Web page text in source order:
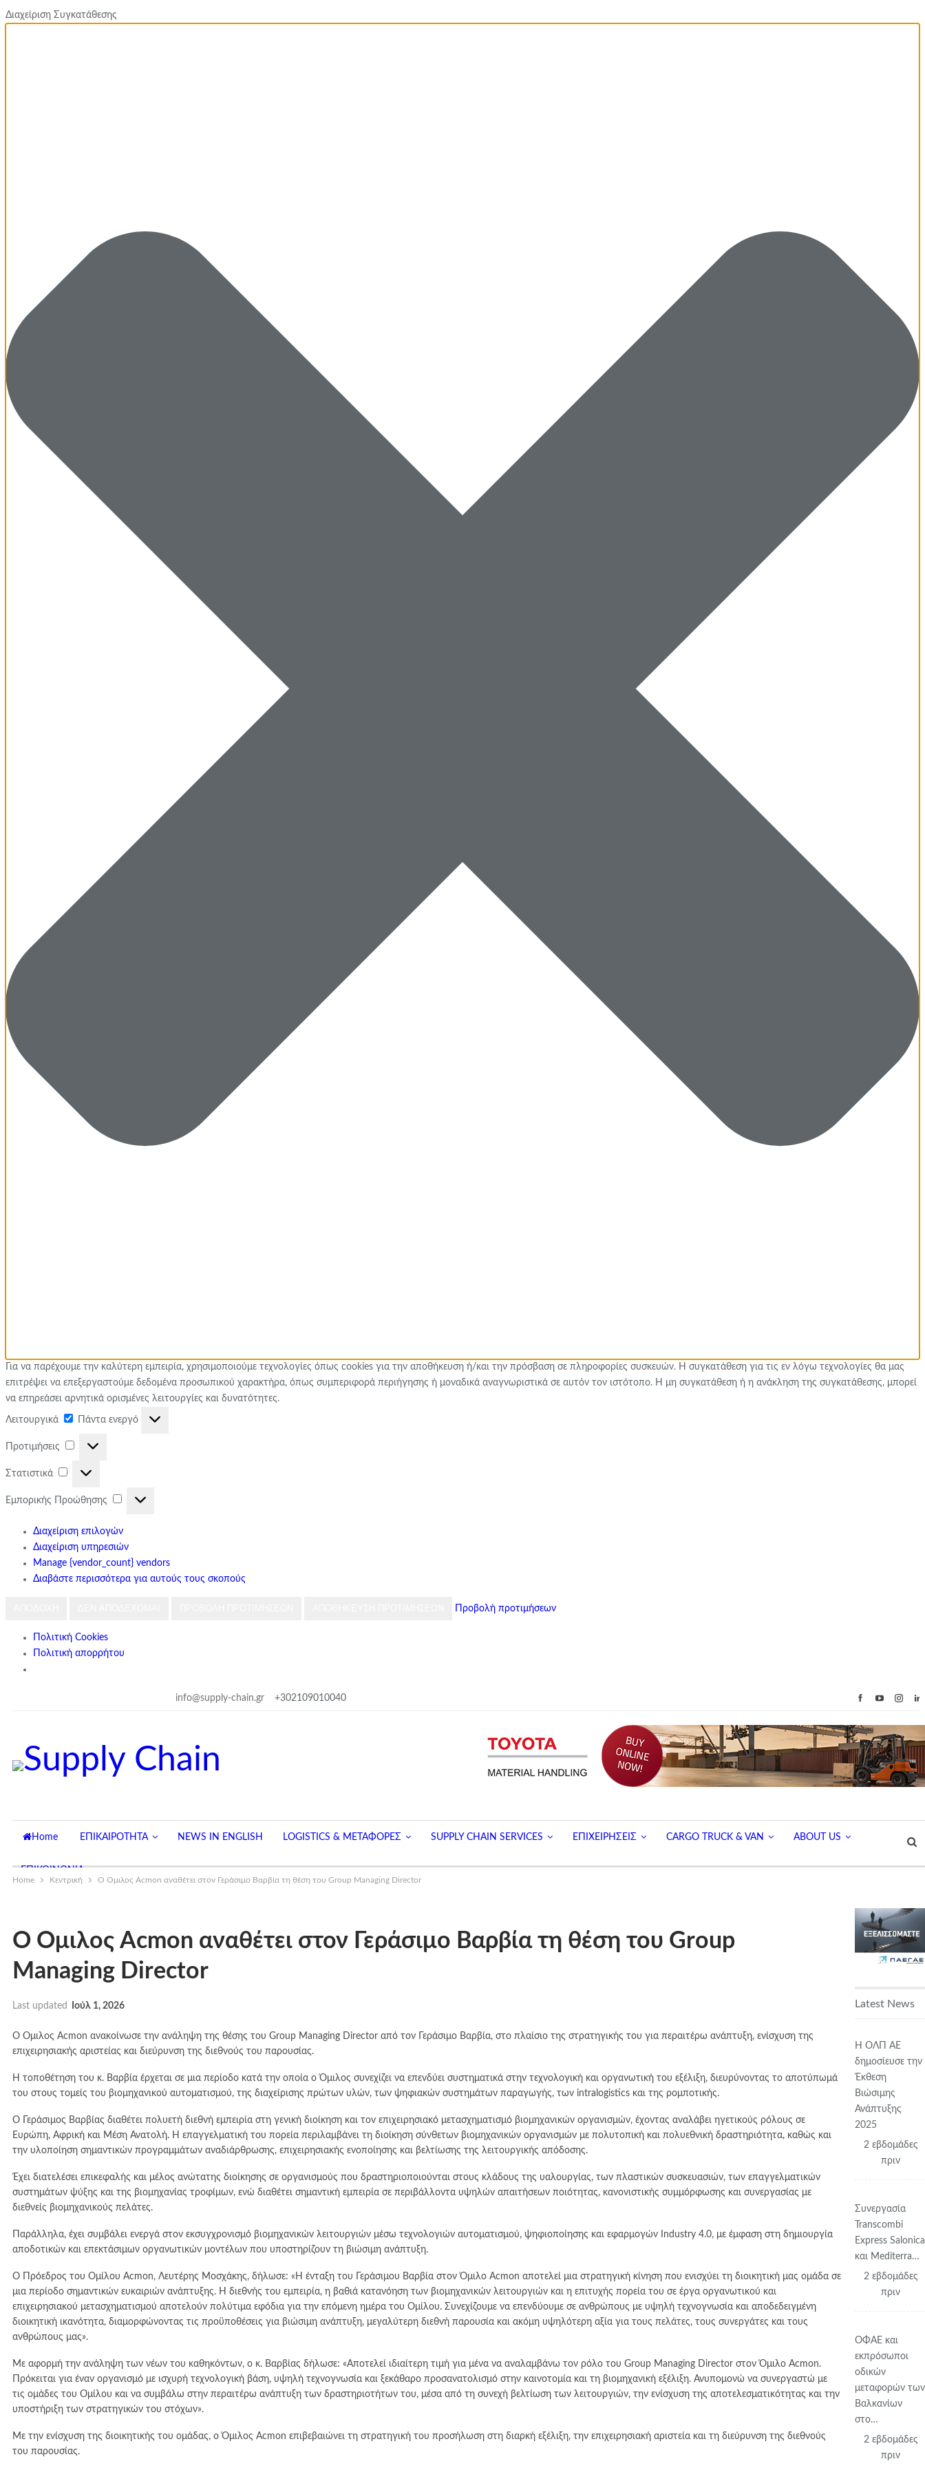
Διαχείριση Συγκατάθεσης
Για να παρέχουμε την καλύτερη εμπειρία, χρησιμοποιούμε τεχνολογίες όπως cookies για την αποθήκευση ή/και την πρόσβαση σε πληροφορίες συσκευών. Η συγκατάθεση για τις εν λόγω τεχνολογίες θα μας
επιτρέψει να επεξεργαστούμε δεδομένα προσωπικού χαρακτήρα, όπως συμπεριφορά περιήγησης ή μοναδικά αναγνωριστικά σε αυτόν τον ιστότοπο. Η μη συγκατάθεση ή η ανάκληση της συγκατάθεσης, μπορεί
να επηρεάσει αρνητικά ορισμένες λειτουργίες και δυνατότητες.
Λειτουργικά
Λειτουργικά
Πάντα ενεργό
Προτιμήσεις
Στατιστικά
Εμπορικής Προώθησης
Διαχείριση επιλογών
Διαχείριση υπηρεσιών
Manage {vendor_count} vendors
Διαβάστε περισσότερα για αυτούς τους σκοπούς
Προβολή προτιμήσεων
Πολιτική Cookies
Πολιτική απορρήτου
info@supply-chain.gr +302109010040
Home ΕΠΙΚΑΙΡΟΤΗΤΑ NEWS IN ENGLISH LOGISTICS & ΜΕΤΑΦΟΡΕΣ SUPPLY CHAIN SERVICES ΕΠΙΧΕΙΡΗΣΕΙΣ CARGO TRUCK & VAN ABOUT US
ΕΠΙΚΟΙΝΩΝΙΑ
Home Κεντρική Ο Όμιλος Acmon αναθέτει στον Γεράσιμο Βαρβία τη θέση του Group Managing Director
Ο Όμιλος Acmon αναθέτει στον Γεράσιμο Βαρβία τη θέση του Group
Managing Director
Last updated Ιούλ 1, 2026
Ο Όμιλος Acmon ανακοίνωσε την ανάληψη της θέσης του Group Managing Director από τον Γεράσιμο Βαρβία, στο πλαίσιο της στρατηγικής του για περαιτέρω ανάπτυξη, ενίσχυση της
επιχειρησιακής αριστείας και διεύρυνση της διεθνούς του παρουσίας.
Η τοποθέτηση του κ. Βαρβία έρχεται σε μια περίοδο κατά την οποία ο Όμιλος συνεχίζει να επενδύει συστηματικά στην τεχνολογική και οργανωτική του εξέλιξη, διευρύνοντας το αποτύπωμά
του στους τομείς του βιομηχανικού αυτοματισμού, της διαχείρισης πρώτων υλών, των ψηφιακών συστημάτων παραγωγής, των intralogistics και της ρομποτικής.
Ο Γεράσιμος Βαρβίας διαθέτει πολυετή διεθνή εμπειρία στη γενική διοίκηση και τον επιχειρησιακό μετασχηματισμό βιομηχανικών οργανισμών, έχοντας αναλάβει ηγετικούς ρόλους σε
Ευρώπη, Αφρική και Μέση Ανατολή. Η επαγγελματική του πορεία περιλαμβάνει τη διοίκηση σύνθετων βιομηχανικών οργανισμών με πολυτοπική και πολυεθνική δραστηριότητα, καθώς και
την υλοποίηση σημαντικών προγραμμάτων αναδιάρθρωσης, επιχειρησιακής ενοποίησης και βελτίωσης της λειτουργικής απόδοσης.
Έχει διατελέσει επικεφαλής και μέλος ανώτατης διοίκησης σε οργανισμούς που δραστηριοποιούνται στους κλάδους της υαλουργίας, των πλαστικών συσκευασιών, των επαγγελματικών
συστημάτων ψύξης και της βιομηχανίας τροφίμων, ενώ διαθέτει σημαντική εμπειρία σε περιβάλλοντα υψηλών απαιτήσεων ποιότητας, κανονιστικής συμμόρφωσης και συνεργασίας με
διεθνείς βιομηχανικούς πελάτες.
Παράλληλα, έχει συμβάλει ενεργά στον εκσυγχρονισμό βιομηχανικών λειτουργιών μέσω τεχνολογιών αυτοματισμού, ψηφιοποίησης και εφαρμογών Industry 4.0, με έμφαση στη δημιουργία
αποδοτικών και επεκτάσιμων οργανωτικών μοντέλων που υποστηρίζουν τη βιώσιμη ανάπτυξη.
Ο Πρόεδρος του Ομίλου Acmon, Λευτέρης Μοσχάκης, δήλωσε: «Η ένταξη του Γεράσιμου Βαρβία στον Όμιλο Acmon αποτελεί μια στρατηγική κίνηση που ενισχύει τη διοικητική μας ομάδα σε
μια περίοδο σημαντικών ευκαιριών ανάπτυξης. Η διεθνής του εμπειρία, η βαθιά κατανόηση των βιομηχανικών λειτουργιών και η επιτυχής πορεία του σε έργα οργανωτικού και
επιχειρησιακού μετασχηματισμού αποτελούν πολύτιμα εφόδια για την επόμενη ημέρα του Ομίλου. Συνεχίζουμε να επενδύουμε σε ανθρώπους με υψηλή τεχνογνωσία και αποδεδειγμένη
διοικητική ικανότητα, διαμορφώνοντας τις προϋποθέσεις για βιώσιμη ανάπτυξη, μεγαλύτερη διεθνή παρουσία και ακόμη υψηλότερη αξία για τους πελάτες, τους συνεργάτες και τους
ανθρώπους μας».
Με αφορμή την ανάληψη των νέων του καθηκόντων, ο κ. Βαρβίας δήλωσε: «Αποτελεί ιδιαίτερη τιμή για μένα να αναλαμβάνω τον ρόλο του Group Managing Director στον Όμιλο Acmon.
Πρόκειται για έναν οργανισμό με ισχυρή τεχνολογική βάση, υψηλή τεχνογνωσία και ξεκάθαρο προσανατολισμό στην καινοτομία και τη βιομηχανική εξέλιξη. Ανυπομονώ να συνεργαστώ με
τις ομάδες του Ομίλου και να συμβάλω στην περαιτέρω ανάπτυξη των δραστηριοτήτων του, μέσα από τη συνεχή βελτίωση των λειτουργιών, την ενίσχυση της αποτελεσματικότητας και την
υποστήριξη των στρατηγικών του στόχων».
Με την ενίσχυση της διοικητικής του ομάδας, ο Όμιλος Acmon επιβεβαιώνει τη στρατηγική του προσήλωση στη διαρκή εξέλιξη, την επιχειρησιακή αριστεία και τη διεύρυνση της διεθνούς
του παρουσίας.
Latest News
Η ΟΛΠ ΑΕ
δημοσίευσε την
Έκθεση
Βιώσιμης
Ανάπτυξης
2025
2 εβδομάδες
πριν
Συνεργασία
Transcombi
Express Salonica
και Mediterra…
2 εβδομάδες
πριν
ΟΦΑΕ και
εκπρόσωποι
οδικών
μεταφορών των
Βαλκανίων
στο…
2 εβδομάδες
πριν